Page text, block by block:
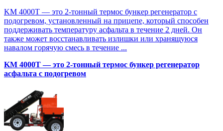
KM 4000T — это 2-тонный термос бункер регенератор с
подогревом, установленный на прицепе, который способен
поддерживать температуру асфальта в течение 2 дней. Он
также может восстанавливать излишки или хранящуюся
навалом горячую смесь в течение ...
KM 4000T — это 2-тонный термос бункер регенератор
асфальта с подогревом